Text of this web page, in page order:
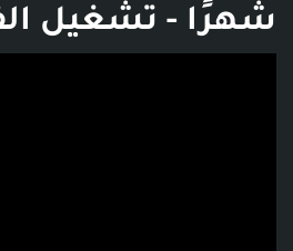
شهرًا - تشغيل